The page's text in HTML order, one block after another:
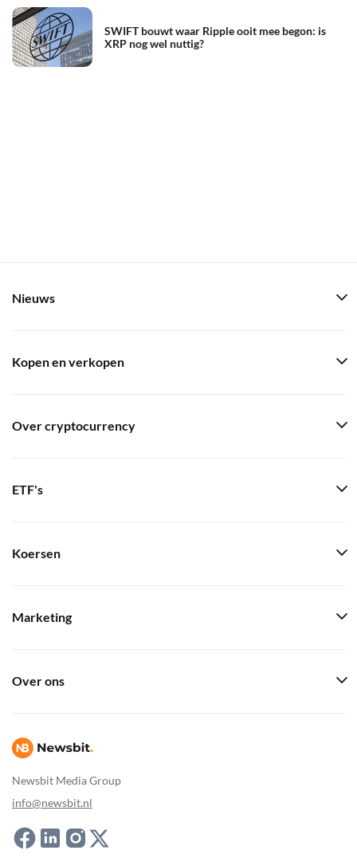
SWIFT bouwt waar Ripple ooit mee begon: is
XRP nog wel nuttig?
Newsbit Media Group
info@newsbit.nl
Nieuws
Kopen en verkopen
Over cryptocurrency
ETF's
Koersen
Marketing
Over ons